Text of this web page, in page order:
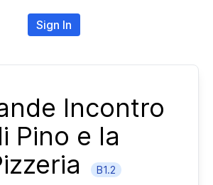
Sign In
Incontro
Pino e la
B1.2